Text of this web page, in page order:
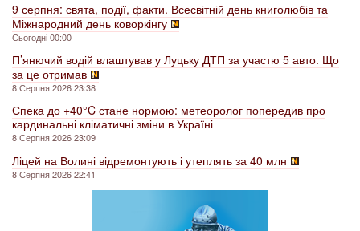
9 серпня: свята, події, факти. Всесвітній день книголюбів та
Міжнародний день коворкінгу
Сьогодні 00:00
П’янючий водій влаштував у Луцьку ДТП за участю 5 авто. Що
за це отримав
8 Серпня 2026 23:38
Спека до +40°C стане нормою: метеоролог попередив про
кардинальні кліматичні зміни в Україні
8 Серпня 2026 23:09
Ліцей на Волині відремонтують і утеплять за 40 млн
8 Серпня 2026 22:41